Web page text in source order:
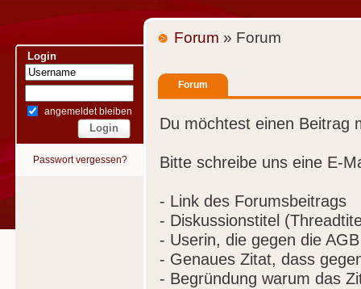
Login
angemeldet bleiben
Passwort vergessen?
Forum » Forum
Forum
Du möchtest einen Beitrag
Bitte schreibe uns eine E-
- Link des Forumsbeitrags
- Diskussionstitel
- Userin, die gegen die
- Genaues Zitat, dass
- Begründung warum das